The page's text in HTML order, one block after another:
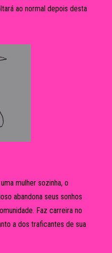
ao normal depois desta
mulher sozinha, o
abandona seus sonhos
Faz carreira no
a dos traficantes de sua